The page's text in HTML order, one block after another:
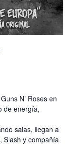
N’ Roses en
de energía,
salas, llegan a
Slash y compañía